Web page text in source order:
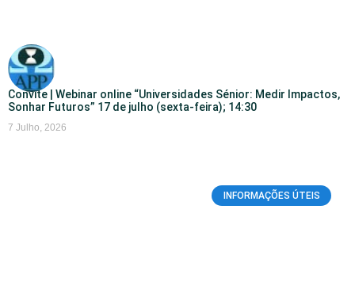
Convite | Webinar online “Universidades Sénior: Medir Impactos,
Sonhar Futuros” 17 de julho (sexta-feira); 14:30
7 Julho, 2026
INFORMAÇÕES ÚTEIS